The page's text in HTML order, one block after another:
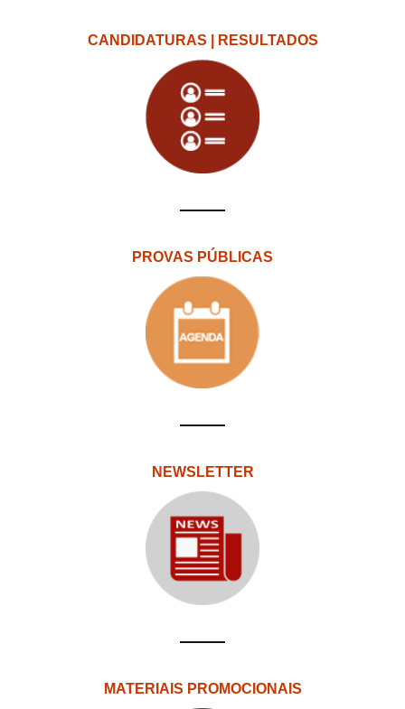
CANDIDATURAS | RESULTADOS
PROVAS PÚBLICAS
NEWSLETTER
MATERIAIS PROMOCIONAIS